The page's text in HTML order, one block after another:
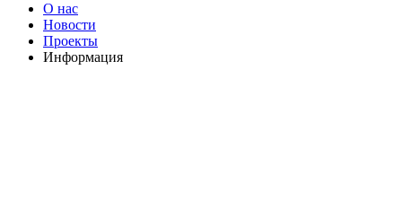
О нас
Новости
Проекты
Информация